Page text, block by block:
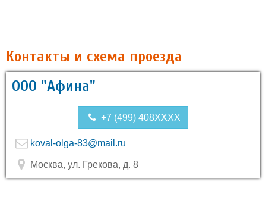
Контакты и схема проезда
ООО "Афина"
+7 (499) 408XXXX
koval-olga-83@mail.ru
Москва, ул. Грекова, д. 8